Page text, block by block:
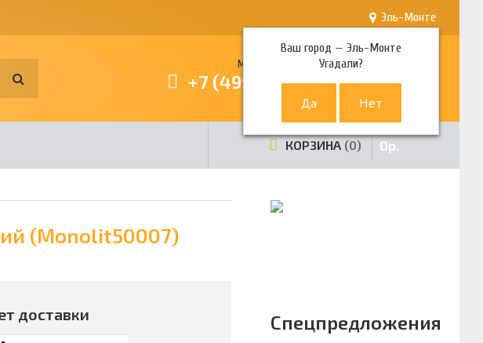
Эль-Монте
Ваш город —Эль-Монте
Угадали?
Многоканальный телефон
+7 (499) 380-80-80
КОРЗИНА 0 0р.
(Monolit50007)
доставки Спецпредложения